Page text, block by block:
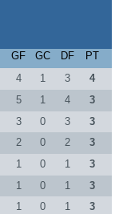
GF GC DF
PT
4 1 3
4
5 1 4
3
3 0 3
3
2 0 2
3
1 0 1
3
1 0 1
3
1 0 1
3